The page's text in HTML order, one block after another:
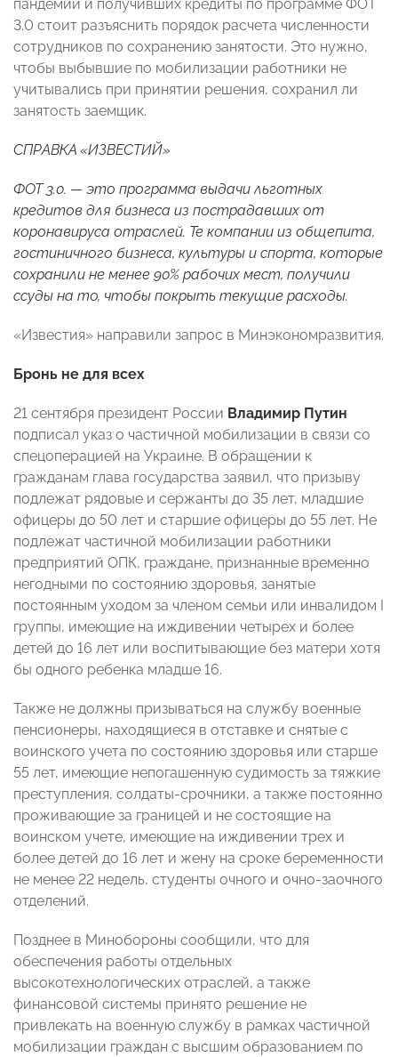
пандемии и получивших кредиты по программе ФОТ
3.0 стоит разъяснить порядок расчета численности
сотрудников по сохранению занятости. Это нужно,
чтобы выбывшие по мобилизации работники не
учитывались при принятии решения, сохранил ли
занятость заемщик.
СПРАВКА «ИЗВЕСТИЙ»
ФОТ 3.0. — это программа выдачи льготных
кредитов для бизнеса из пострадавших от
коронавируса отраслей. Те компании из общепита,
гостиничного бизнеса, культуры и спорта, которые
сохранили не менее 90% рабочих мест, получили
ссуды на то, чтобы покрыть текущие расходы.
«Известия» направили запрос в Минэкономразвития.
Бронь не для всех
21 сентября президент России Владимир Путин
подписал указ о частичной мобилизации в связи со
спецоперацией на Украине. В обращении к
гражданам глава государства заявил, что призыву
подлежат рядовые и сержанты до 35 лет, младшие
офицеры до 50 лет и старшие офицеры до 55 лет. Не
подлежат частичной мобилизации работники
предприятий ОПК, граждане, признанные временно
негодными по состоянию здоровья, занятые
постоянным уходом за членом семьи или инвалидом I
группы, имеющие на иждивении четырех и более
детей до 16 лет или воспитывающие без матери хотя
бы одного ребенка младше 16.
Также не должны призываться на службу военные
пенсионеры, находящиеся в отставке и снятые с
воинского учета по состоянию здоровья или старше
55 лет, имеющие непогашенную судимость за тяжкие
преступления, солдаты-срочники, а также постоянно
проживающие за границей и не состоящие на
воинском учете, имеющие на иждивении трех и
более детей до 16 лет и жену на сроке беременности
не менее 22 недель, студенты очного и очно-заочного
отделений.
Позднее в Минобороны сообщили, что для
обеспечения работы отдельных
высокотехнологических отраслей, а также
финансовой системы принято решение не
привлекать на военную службу в рамках частичной
мобилизации граждан с высшим образованием по